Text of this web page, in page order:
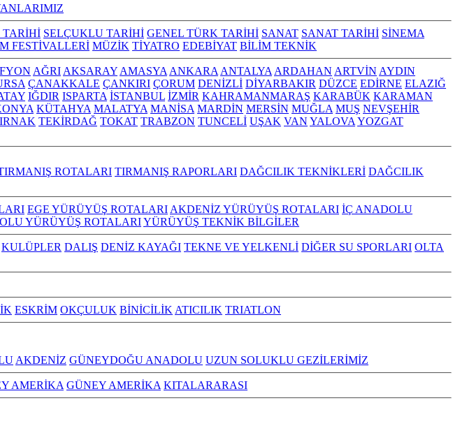
TARİHİ SELÇUKLU TARİHİ GENEL TÜRK TARİHİ SANAT SANAT TARİHİ SİNEMA
FESTİVALLERİ MÜZİK TİYATRO EDEBİYAT BİLİM TEKNİK
AĞRI AKSARAY AMASYA ANKARA ANTALYA ARDAHAN ARTVİN AYDIN
ÇANAKKALE ÇANKIRI ÇORUM DENİZLİ DİYARBAKIR DÜZCE EDİRNE ELAZIĞ
IĞDIR ISPARTA İSTANBUL İZMİR KAHRAMANMARAŞ KARABÜK KARAMAN
KÜTAHYA MALATYA MANİSA MARDİN MERSİN MUĞLA MUŞ NEVŞEHİR
TEKİRDAĞ TOKAT TRABZON TUNCELİ UŞAK VAN YALOVA YOZGAT
ROTALARI TIRMANIŞ RAPORLARI DAĞCILIK TEKNİKLERİ DAĞCILIK
EGE YÜRÜYÜŞ ROTALARI AKDENİZ YÜRÜYÜŞ ROTALARI İÇ ANADOLU
YÜRÜYÜŞ ROTALARIYÜRÜYÜŞ TEKNİK BİLGİLER
KULÜPLER DALIŞ DENİZ KAYAĞI TEKNE VE YELKENLİ DİĞER SU SPORLARI OLTA
ESKRİM OKÇULUK BİNİCİLİK ATICILIK TRIATLON
AKDENİZ GÜNEYDOĞU ANADOLU UZUN SOLUKLU GEZİLERİMİZ
AMERİKA GÜNEY AMERİKA KITALARARASI